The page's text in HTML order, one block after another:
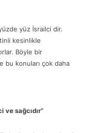
yüz İsrailci dir.
kesinlikle
Böyle bir
bu konuları çok daha
sağcıdır”